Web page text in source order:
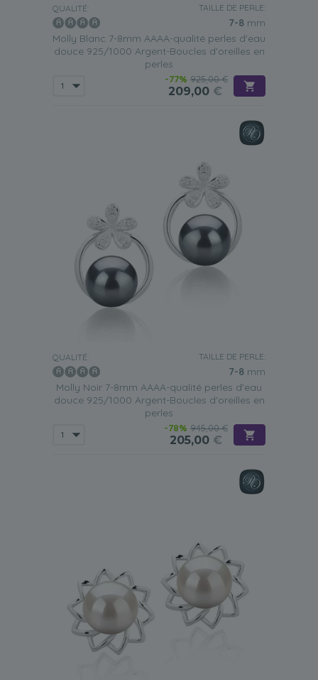
QUALITÉ: TAILLE DE PERLE:
7-8 mm
Molly Blanc 7-8mm AAAA-qualité perles d'eau
douce 925/1000 Argent-Boucles d'oreilles en
perles
-77% 925,00 €
209,00 €
QUALITÉ: TAILLE DE PERLE:
7-8 mm
Molly Noir 7-8mm AAAA-qualité perles d'eau
douce 925/1000 Argent-Boucles d'oreilles en
perles
-78% 945,00 €
205,00 €